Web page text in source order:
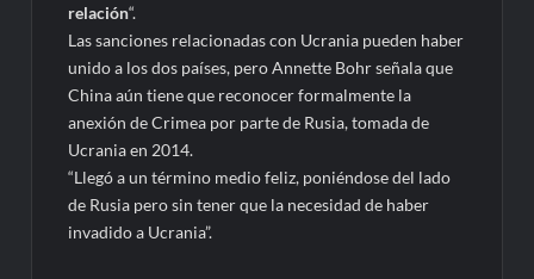
relación“.
Las sanciones relacionadas con Ucrania pueden haber
unido a los dos países, pero Annette Bohr señala que
China aún tiene que reconocer formalmente la
anexión de Crimea por parte de Rusia, tomada de
Ucrania en 2014.
“Llegó a un término medio feliz, poniéndose del lado
de Rusia pero sin tener que la necesidad de haber
invadido a Ucrania”.